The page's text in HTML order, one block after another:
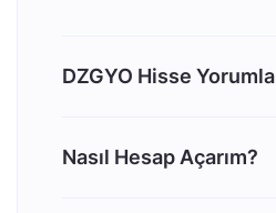
DZGYO Hisse
Nasıl Hesap Açarım?